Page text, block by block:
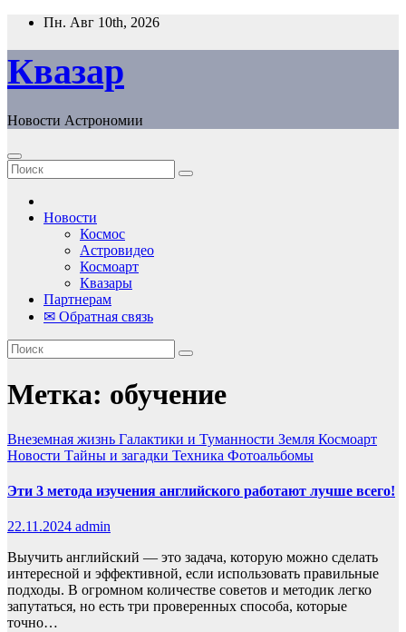
Перейти
содержанию
Пн. Авг 10th, 2026
Квазар
Новости Астрономии
Новости
Космос
Астровидео
Космоарт
Квазары
Партнерам
✉ Обратная связь
Метка: обучение
Внеземная жизнь Галактики и Туманности Земля Космоарт
Новости Тайны и загадки Техника Фотоальбомы
Эти 3 метода изучения английского работают лучше всего!
22.11.2024 admin
Выучить английский — это задача, которую можно сделать
интересной и эффективной, если использовать правильные
подходы. В огромном количестве советов и методик легко
запутаться, но есть три проверенных способа, которые
точно…